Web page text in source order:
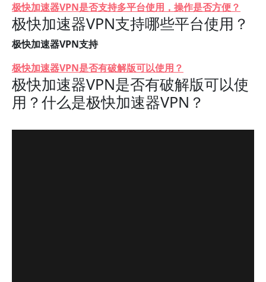
极快加速器VPN是否支持多平台使用，操作是否方便？
极快加速器VPN支持哪些平台使用？
极快加速器VPN支持
极快加速器VPN是否有破解版可以使用？
极快加速器VPN是否有破解版可以使
用？什么是极快加速器VPN？